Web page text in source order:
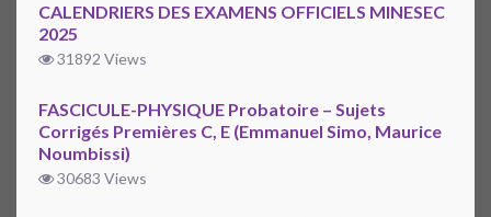
CALENDRIERS DES EXAMENS OFFICIELS MINESEC
2025
31892 Views
FASCICULE-PHYSIQUE Probatoire – Sujets
Corrigés Premières C, E (Emmanuel Simo, Maurice
Noumbissi)
30683 Views